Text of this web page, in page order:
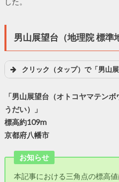
男山展望台（地理院 標準
クリック（タップ）で「男山
「男山展望台（オトコヤマテン
うだい）」
標高約109m
京都府八幡市
お知らせ
本記事における三角点の標高